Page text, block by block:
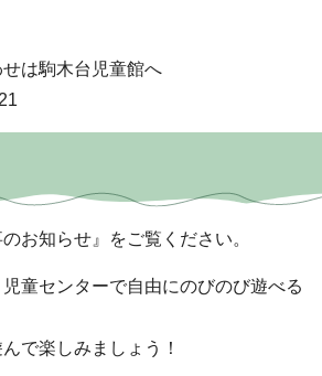
は駒木台児童館へ
お知らせ』をご覧ください。
童センターで自由にのびのび遊べる
で楽しみましょう！